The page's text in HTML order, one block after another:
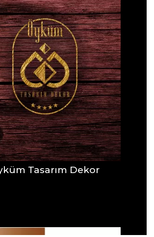
Tasarım Dekor